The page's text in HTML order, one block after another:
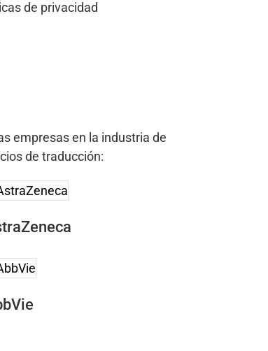
de privacidad
empresas en la industria de
de traducción: